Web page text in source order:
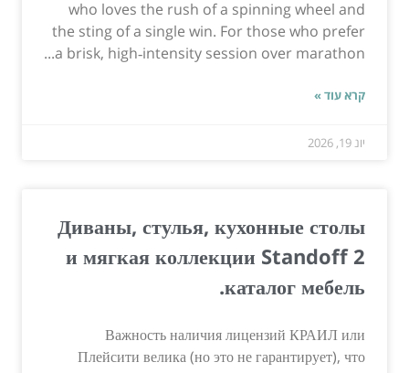
who loves the rush of a spinning wheel and
the sting of a single win. For those who prefer
a brisk, high‑intensity session over marathon...
קרא עוד »
יונ 19, 2026
Диваны, стулья, кухонные столы
и мягкая коллекции Standoff 2
каталог мебель.
Важность наличия лицензий КРАИЛ или
Плейсити велика (но это не гарантирует), что